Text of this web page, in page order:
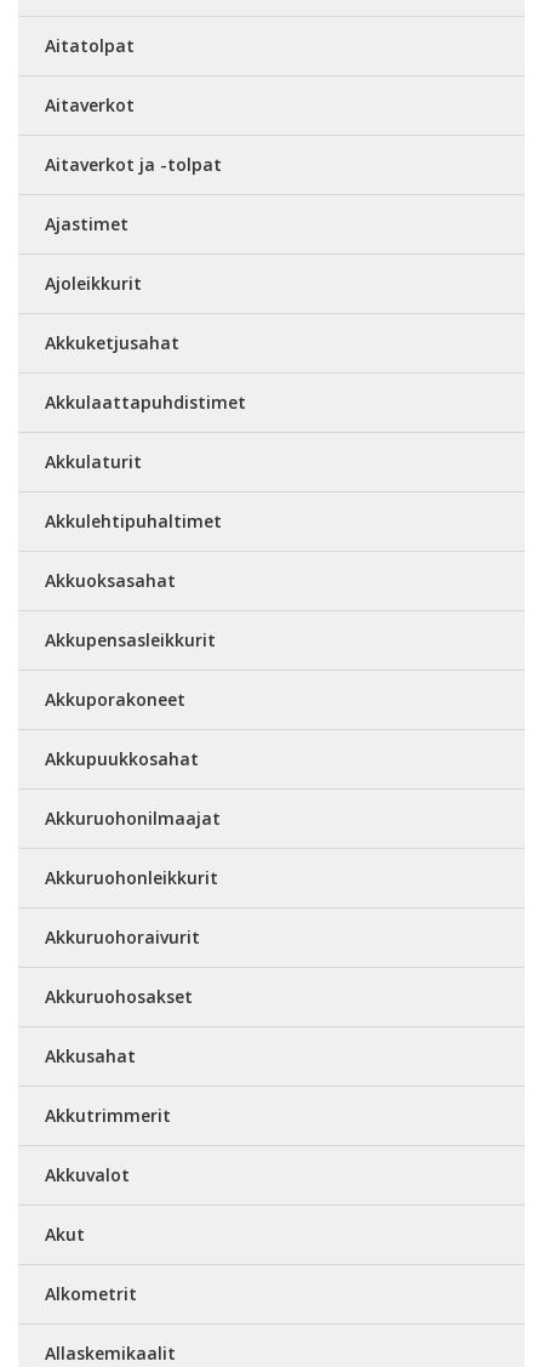
Aitatolpat
Aitaverkot
Aitaverkot ja -tolpat
Ajastimet
Ajoleikkurit
Akkuketjusahat
Akkulaattapuhdistimet
Akkulaturit
Akkulehtipuhaltimet
Akkuoksasahat
Akkupensasleikkurit
Akkuporakoneet
Akkupuukkosahat
Akkuruohonilmaajat
Akkuruohonleikkurit
Akkuruohoraivurit
Akkuruohosakset
Akkusahat
Akkutrimmerit
Akkuvalot
Akut
Alkometrit
Allaskemikaalit